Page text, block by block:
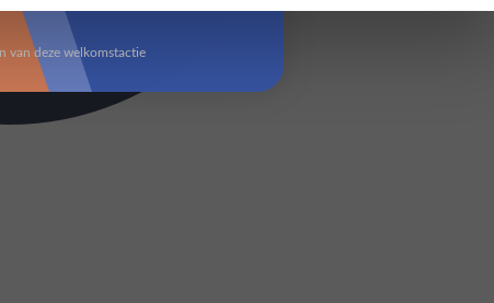
van deze welkomstactie